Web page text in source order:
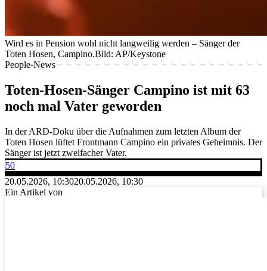
Wird es in Pension wohl nicht langweilig werden – Sänger der
Toten Hosen, Campino.Bild: AP/Keystone
People-News
Toten-Hosen-Sänger Campino ist mit 63
noch mal Vater geworden
In der ARD-Doku über die Aufnahmen zum letzten Album der
Toten Hosen lüftet Frontmann Campino ein privates Geheimnis. Der
Sänger ist jetzt zweifacher Vater.
50
20.05.2026, 10:3020.05.2026, 10:30
Ein Artikel von